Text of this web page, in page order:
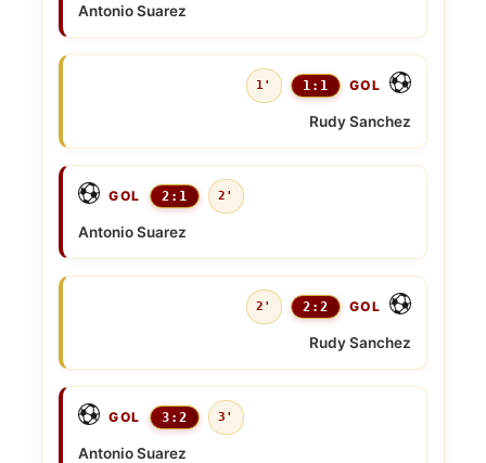
Antonio Suarez
1' 1:1 GOL
Rudy Sanchez
GOL 2:1 2'
Antonio Suarez
2' 2:2 GOL
Rudy Sanchez
GOL 3:2 3'
Antonio Suarez